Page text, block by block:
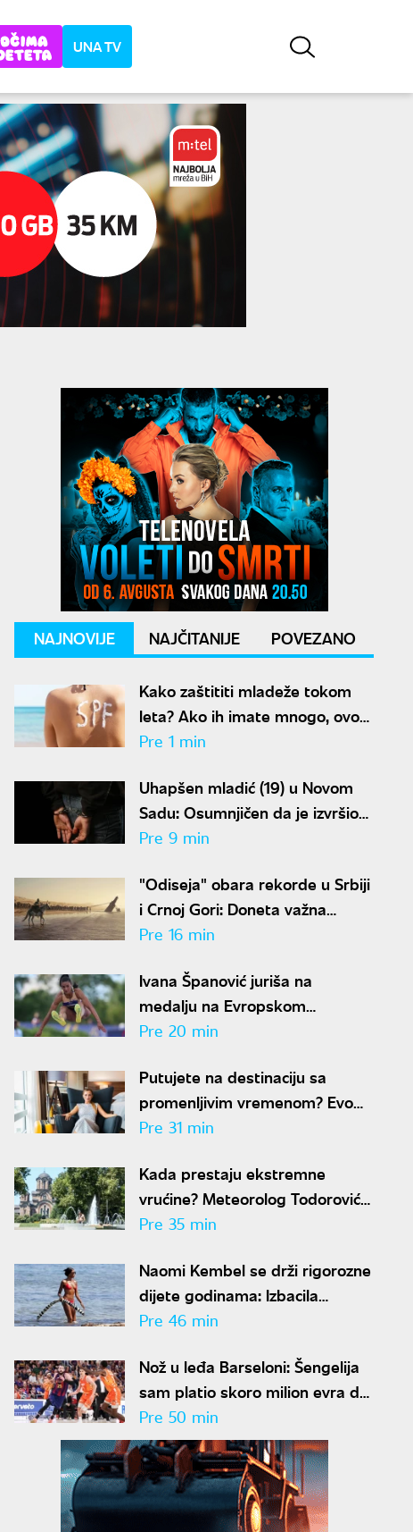
UNA TV
NAJNOVIJE NAJČITANIJE POVEZANO
Kako zaštititi mladeže tokom
leta? Ako ih imate mnogo, ovo
morate imati na umu
Pre 1 min
Uhapšen mladić (19) u Novom
Sadu: Osumnjičen da je izvršio
devet teških krađa
Pre 9 min
"Odiseja" obara rekorde u Srbiji
i Crnoj Gori: Doneta važna
odluka
Pre 16 min
Ivana Španović juriša na
medalju na Evropskom
prvenstvu: "Želim da oborim
Pre 20 min
Putujete na destinaciju sa
promenljivim vremenom? Evo
šta je sve potrebno da
Pre 31 min
Kada prestaju ekstremne
vrućine? Meteorolog Todorović
otkriva kakvo nas vreme
Pre 35 min
Naomi Kembel se drži rigorozne
dijete godinama: Izbacila
mlečne proizvode i gluten
Pre 46 min
Nož u leđa Barseloni: Šengelija
sam platio skoro milion evra da
ode u Dubai
Pre 50 min